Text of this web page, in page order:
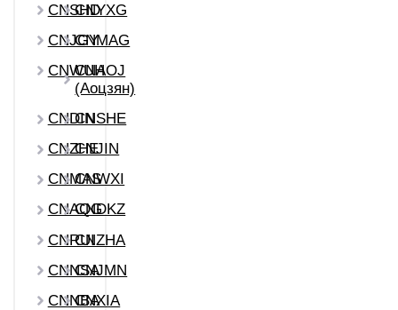
CNSHDCNYXG
CNJGYCNMAG
CNWUH
CNAOJ
(Аоцзян)
CNDINCNSHE
CNZHE
CNJIN
CNMAS
CNWXI
CNAQG
CNDKZ
CNRUICNZHA
CNNSACNJMN
CNNBA
CNXIA